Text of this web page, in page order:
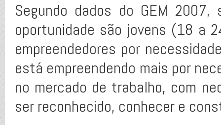
Segundo dados do GEM
oportunidade são jovens (18 a
empreendedores por
está empreendendo mais por
no mercado de trabalho, com
ser reconhecido, conhecer e